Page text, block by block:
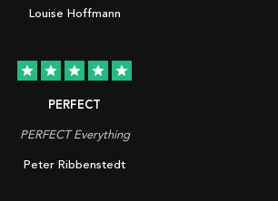
Louise Hoffmann
star star star star star
PERFECT
PERFECT Everything
Peter Ribbenstedt